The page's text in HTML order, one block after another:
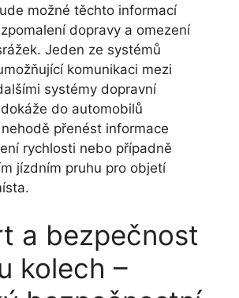
možné těchto informací
dopravy a omezení
Jeden ze systémů
komunikaci mezi
systémy dopravní
do automobilů
přenést informace
rychlosti nebo případně
jízdním pruhu pro objetí
a bezpečnost
kolech –